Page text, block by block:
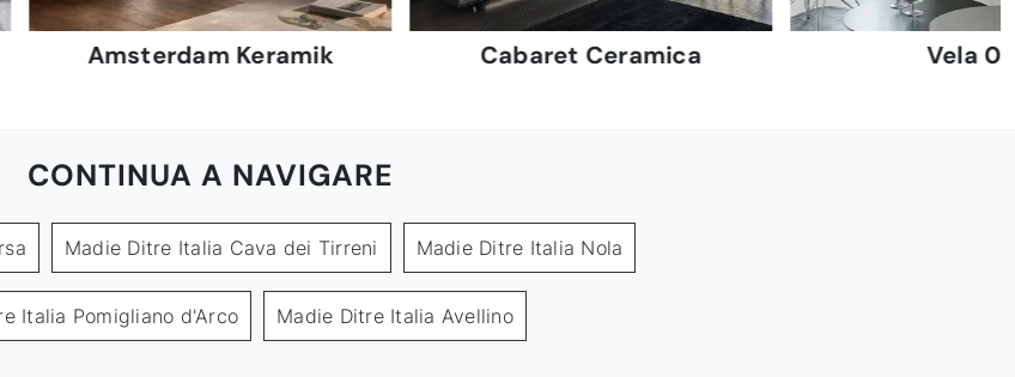
Amsterdam Keramik Cabaret Ceramica Vela 03
CONTINUA A NAVIGARE
Madie Ditre Italia Cava dei Tirreni Madie Ditre Italia Nola
Italia Pomigliano d'Arco Madie Ditre Italia Avellino